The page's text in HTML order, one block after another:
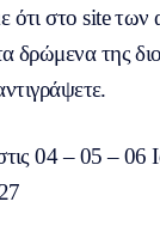
ότι στο site
της
04 – 05 –